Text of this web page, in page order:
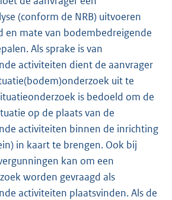
(conform de NRB) uitvoeren
en mate van bodembedreigende
Als sprake is van
activiteiten dient de aanvrager
uit te
is bedoeld om de
op de plaats van de
activiteiten binnen de inrichting
in kaart te brengen. Ook bij
kan om een
worden gevraagd als
activiteiten plaatsvinden. Als de